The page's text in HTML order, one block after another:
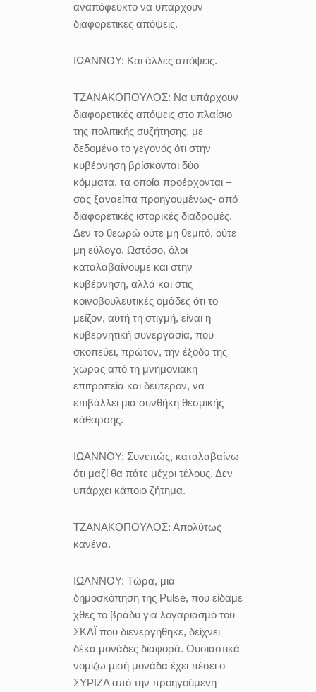
αναπόφευκτο να υπάρχουν
διαφορετικές απόψεις.
ΙΩΑΝΝΟΥ: Και άλλες απόψεις.
ΤΖΑΝΑΚΟΠΟΥΛΟΣ: Να υπάρχουν
διαφορετικές απόψεις στο πλαίσιο
της πολιτικής συζήτησης, με
δεδομένο το γεγονός ότι στην
κυβέρνηση βρίσκονται δύο
κόμματα, τα οποία προέρχονται –
σας ξαναείπα προηγουμένως- από
διαφορετικές ιστορικές διαδρομές.
Δεν το θεωρώ ούτε μη θεμιτό, ούτε
μη εύλογο. Ωστόσο, όλοι
καταλαβαίνουμε και στην
κυβέρνηση, αλλά και στις
κοινοβουλευτικές ομάδες ότι το
μείζον, αυτή τη στιγμή, είναι η
κυβερνητική συνεργασία, που
σκοπεύει, πρώτον, την έξοδο της
χώρας από τη μνημονιακή
επιτροπεία και δεύτερον, να
επιβάλλει μια συνθήκη θεσμικής
κάθαρσης.
ΙΩΑΝΝΟΥ: Συνεπώς, καταλαβαίνω
ότι μαζί θα πάτε μέχρι τέλους. Δεν
υπάρχει κάποιο ζήτημα.
ΤΖΑΝΑΚΟΠΟΥΛΟΣ: Απολύτως
κανένα.
ΙΩΑΝΝΟΥ: Τώρα, μια
δημοσκόπηση της Pulse, που είδαμε
χθες το βράδυ για λογαριασμό του
ΣΚΑΪ που διενεργήθηκε, δείχνει
δέκα μονάδες διαφορά. Ουσιαστικά
νομίζω μισή μονάδα έχει πέσει ο
ΣΥΡΙΖΑ από την προηγούμενη